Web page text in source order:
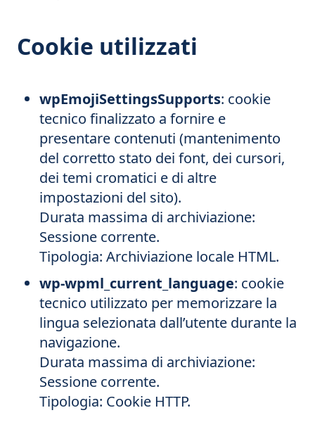
Cookie utilizzati
wpEmojiSettingsSupports: cookie
tecnico finalizzato a fornire e
presentare contenuti (mantenimento
del corretto stato dei font, dei cursori,
dei temi cromatici e di altre
impostazioni del sito).
Durata massima di archiviazione:
Sessione corrente.
Tipologia: Archiviazione locale HTML.
wp-wpml_current_language: cookie
tecnico utilizzato per memorizzare la
lingua selezionata dall’utente durante la
navigazione.
Durata massima di archiviazione:
Sessione corrente.
Tipologia: Cookie HTTP.